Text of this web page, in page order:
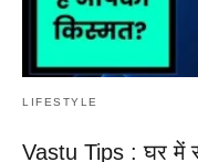
LIFESTYLE
Vastu Tips : घर में